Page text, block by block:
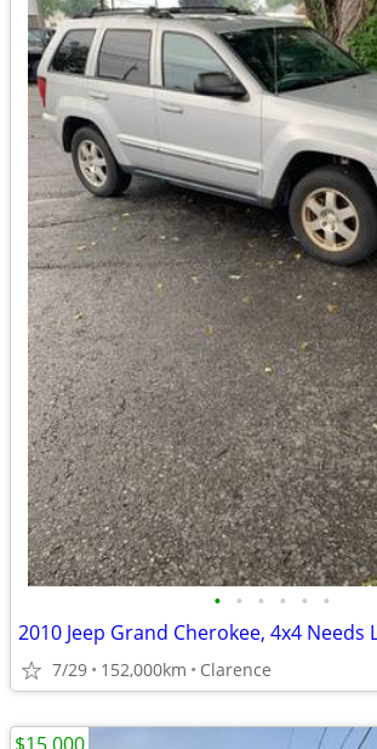
• • • • • •
2010 Jeep Grand Cherokee, 4x4 Needs
7/29 152,000km Clarence